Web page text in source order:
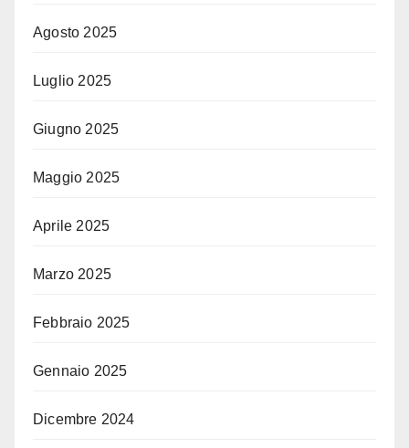
Agosto 2025
Luglio 2025
Giugno 2025
Maggio 2025
Aprile 2025
Marzo 2025
Febbraio 2025
Gennaio 2025
Dicembre 2024